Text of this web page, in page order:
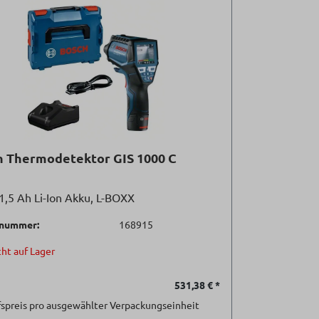
Thermodetektor GIS 1000 C
Ah Li-Ion Akku, L-BOXX
168915
auf Lager
531,38 €*
pro ausgewählter Verpackungseinheit